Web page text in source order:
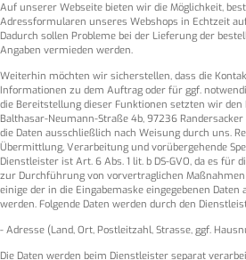
Auf unserer Webseite bieten wir die Möglichkeit,
Adressformularen unseres Webshops in Echtzeit
Dadurch sollen Probleme bei der Lieferung der
Angaben vermieden werden.
Weiterhin möchten wir sicherstellen, dass die
Informationen zu dem Auftrag oder für ggf.
die Bereitstellung dieser Funktionen setzten wir den
Balthasar-Neumann-Straße 4b, 97236
die Daten ausschließlich nach Weisung durch uns.
Übermittlung, Verarbeitung und vorübergehende
Dienstleister ist Art. 6 Abs. 1 lit. b DS-GVO, da es für
zur Durchführung von vorvertraglichen
einige der in die Eingabemaske eingegebenen
werden. Folgende Daten werden durch den
- Adresse (Land, Ort, Postleitzahl, Strasse, ggf.
Die Daten werden beim Dienstleister separat